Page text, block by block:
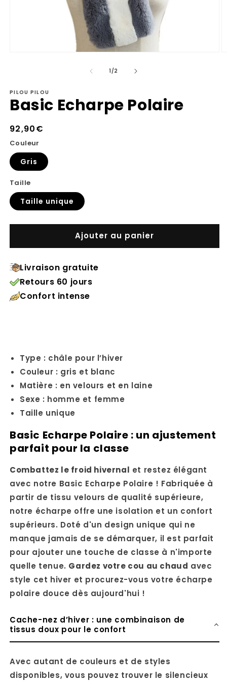
une
fenêtre
modale
1/de
2
PILOU PILOU
Basic Echarpe Polaire
Prix
habituel
92,90€
Couleur
Gris
Taille
Taille unique
Ajouter au panier
Livraison gratuite
Retours 60 jours
Confort intense
Type : châle pour l’hiver
Couleur : gris et blanc
Matière : en velours et en laine
Sexe : homme et femme
Taille unique
Basic Echarpe Polaire : un ajustement
parfait pour la classe
Combattez le froid hivernal et restez élégant
avec notre Basic Echarpe Polaire ! Fabriquée à
partir de tissu velours de qualité supérieure,
notre écharpe offre une isolation et un confort
supérieurs. Doté d'un design unique qui ne
manque jamais de se démarquer, il est parfait
pour ajouter une touche de classe à n'importe
quelle tenue. Gardez votre cou au chaud avec
style cet hiver et procurez-vous votre écharpe
polaire douce dès aujourd'hui !
Cache-nez d’hiver : une combinaison de
tissus doux pour le confort
Avec autant de couleurs et de styles
disponibles, vous pouvez trouver le silencieux